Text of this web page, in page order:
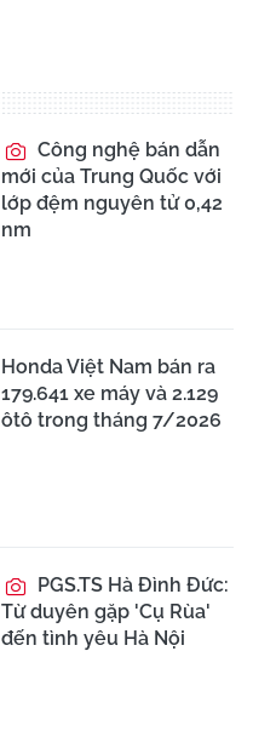
Công nghệ bán dẫn
mới của Trung Quốc với
lớp đệm nguyên tử 0,42
nm
Honda Việt Nam bán ra
179.641 xe máy và 2.129
ôtô trong tháng 7/2026
PGS.TS Hà Đình Đức:
Từ duyên gặp 'Cụ Rùa'
đến tình yêu Hà Nội